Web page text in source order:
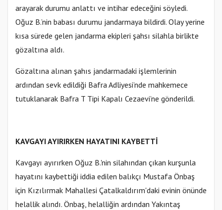
arayarak durumu anlattı ve intihar edeceğini söyledi.
Oğuz B.’nin babası durumu jandarmaya bildirdi. Olay yerine
kısa sürede gelen jandarma ekipleri şahsı silahla birlikte
gözaltına aldı.
Gözaltına alınan şahıs jandarmadaki işlemlerinin
ardından sevk edildiği Bafra Adliyesi’nde mahkemece
tutuklanarak Bafra T Tipi Kapalı Cezaevi’ne gönderildi.
KAVGAYI AYIRIRKEN HAYATINI KAYBETTİ
Kavgayı ayırırken Oğuz B.'nin silahından çıkan kurşunla
hayatını kaybettiği iddia edilen balıkçı Mustafa Önbaş
için Kızılırmak Mahallesi Çatalkaldırım'daki evinin önünde
helallik alındı. Önbaş, helalliğin ardından Yakıntaş